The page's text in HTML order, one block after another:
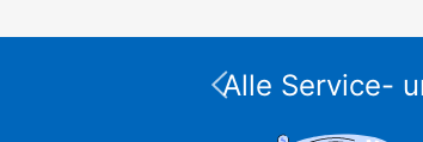
Alle Service-